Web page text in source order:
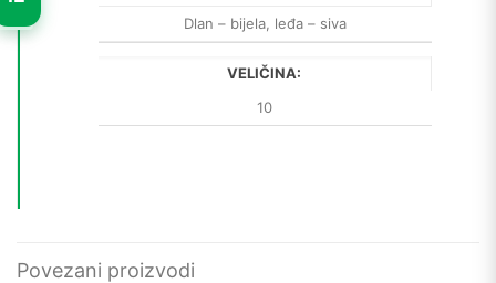
Dlan – bijela, leđa – siva
VELIČINA:
10
Povezani proizvodi